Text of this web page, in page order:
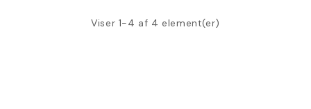
Viser 1-4 af 4 element(er)